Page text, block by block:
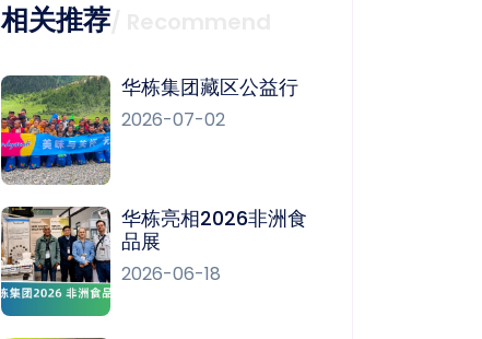
相关推荐/ Recommend
华栋集团藏区公益行
2026-07-02
华栋亮相2026非洲食
品展
2026-06-18